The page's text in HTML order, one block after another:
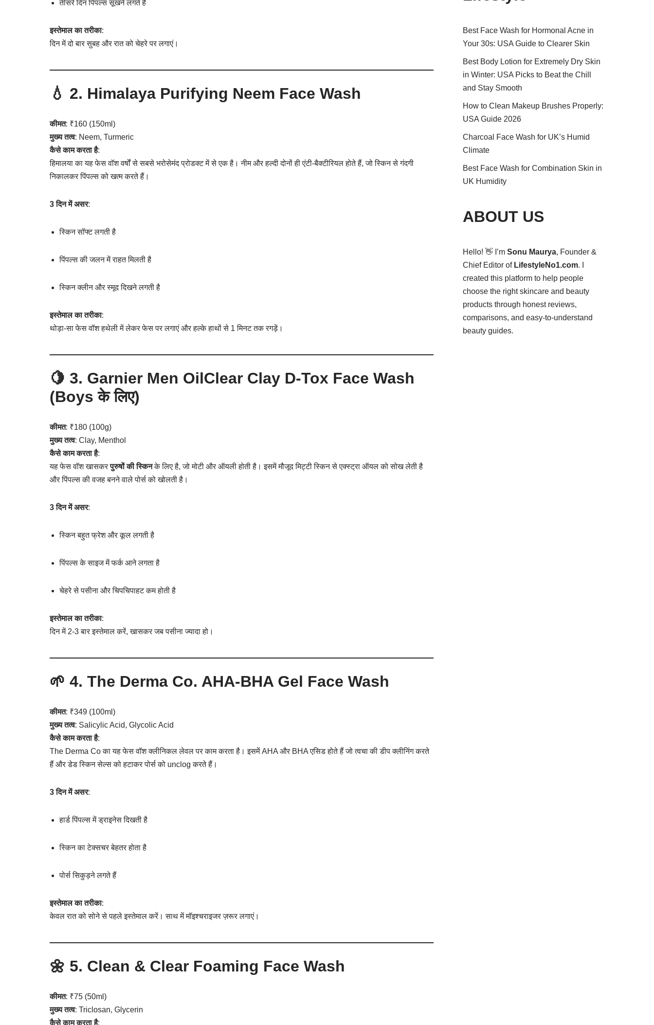
तीसरे दिन पिंपल्स सूखने लगते हैं
इस्तेमाल का तरीका:
दिन में दो बार सुबह और रात को चेहरे पर लगाएं।
💧 2. Himalaya Purifying Neem Face Wash
कीमत: ₹160 (150ml)
मुख्य तत्व: Neem, Turmeric
कैसे काम करता है:
हिमालया का यह फेस वॉश वर्षों से सबसे भरोसेमंद प्रोडक्ट में से एक है। नीम और हल्दी दोनों ही एंटी-बैक्टीरियल होते हैं, जो स्किन से गंदगी
निकालकर पिंपल्स को खत्म करते हैं।
3 दिन में असर:
स्किन सॉफ्ट लगती है
पिंपल्स की जलन में राहत मिलती है
स्किन क्लीन और स्मूद दिखने लगती है
इस्तेमाल का तरीका:
थोड़ा-सा फेस वॉश हथेली में लेकर फेस पर लगाएं और हल्के हाथों से 1 मिनट तक रगड़ें।
🍋 3. Garnier Men OilClear Clay D-Tox Face Wash
(Boys के लिए)
कीमत: ₹180 (100g)
मुख्य तत्व: Clay, Menthol
कैसे काम करता है:
यह फेस वॉश खासकरपुरुषों की स्किनके लिए है, जो मोटी और ऑयली होती है। इसमें मौजूद मिट्टी स्किन से एक्स्ट्रा ऑयल को सोख लेती है
और पिंपल्स की वजह बनने वाले पोर्स को खोलती है।
3 दिन में असर:
स्किन बहुत फ्रेश और कूल लगती है
पिंपल्स के साइज में फर्क आने लगता है
चेहरे से पसीना और चिपचिपाहट कम होती है
इस्तेमाल का तरीका:
दिन में 2-3 बार इस्तेमाल करें, खासकर जब पसीना ज्यादा हो।
🌱 4. The Derma Co. AHA-BHA Gel Face Wash
कीमत: ₹349 (100ml)
मुख्य तत्व: Salicylic Acid, Glycolic Acid
कैसे काम करता है:
The Derma Co का यह फेस वॉश क्लीनिकल लेवल पर काम करता है। इसमें AHA और BHA एसिड होते हैं जो त्वचा की डीप क्लीनिंग करते
हैं और डेड स्किन सेल्स को हटाकर पोर्स को unclog करते हैं।
3 दिन में असर:
हार्ड पिंपल्स में ड्राइनेस दिखती है
स्किन का टेक्सचर बेहतर होता है
पोर्स सिकुड़ने लगते हैं
इस्तेमाल का तरीका:
केवल रात को सोने से पहले इस्तेमाल करें। साथ में मॉइश्चराइजर ज़रूर लगाएं।
🌼 5. Clean & Clear Foaming Face Wash
कीमत: ₹75 (50ml)
मुख्य तत्व: Triclosan, Glycerin
कैसे काम करता है:
Best Face Wash for Hormonal Acne in
Your 30s: USA Guide to Clearer Skin
Best Body Lotion for Extremely Dry Skin
in Winter: USA Picks to Beat the Chill
and Stay Smooth
How to Clean Makeup Brushes Properly:
USA Guide 2026
Charcoal Face Wash for UK’s Humid
Climate
Best Face Wash for Combination Skin in
UK Humidity
ABOUT US
Hello! 👋 I’m Sonu Maurya, Founder &
Chief Editor of LifestyleNo1.com. I
created this platform to help people
choose the right skincare and beauty
products through honest reviews,
comparisons, and easy-to-understand
beauty guides.